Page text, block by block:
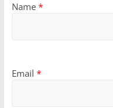
Name *
Email *